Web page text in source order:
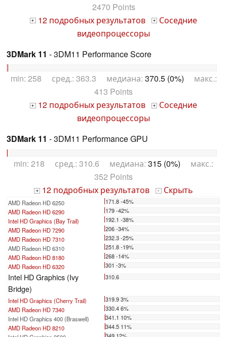
2470 Points
+ 12 подробных результатов +
Соседние
видеопроцессоры
3DMark 11 - 3DM11 Performance Score
min: 258 сред.: 363.3 медиана: 370.5 (0%) макс.:
413 Points
+ 12 подробных результатов +
Соседние
видеопроцессоры
3DMark 11 - 3DM11 Performance GPU
min: 218 сред.: 310.6 медиана: 315 (0%) макс.:
352 Points
+ 12 подробных результатов - Скрыть
AMD Radeon HD 6250
171.8 -45%
AMD Radeon HD 6290
179 -42%
Intel HD Graphics (Bay Trail)
192.1 -38%
AMD Radeon HD 7290
206 -34%
AMD Radeon HD 7310
232.3 -25%
AMD Radeon HD 6310
251.8 -19%
AMD Radeon HD 8180
268 -14%
AMD Radeon HD 6320
301 -3%
Intel HD Graphics (Ivy
Bridge)
310.6
Intel HD Graphics (Cherry Trail)
319.9 3%
AMD Radeon HD 7340
330.4 6%
Intel HD Graphics 400 (Braswell)
341.1 10%
AMD Radeon HD 8210
344.5 11%